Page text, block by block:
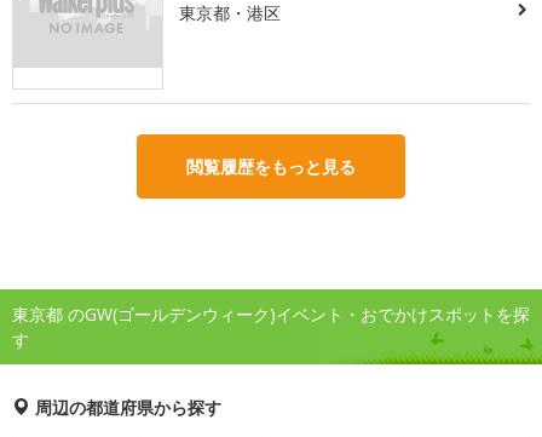
東京都・港区
閲覧履歴をもっと見る
東京都 のGW(ゴールデンウィーク)イベント・おでかけスポットを探
す
周辺の都道府県から探す